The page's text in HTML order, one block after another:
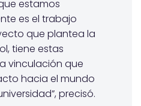
estamos
es el trabajo
que plantea la
tiene estas
vinculación que
hacia el mundo
precisó.